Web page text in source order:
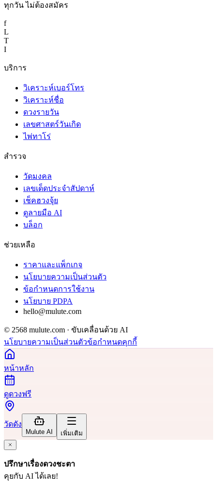
ทุกวัน ไม่ต้องสมัคร
f
L
T
I
บริการ
วิเคราะห์เบอร์โทร
วิเคราะห์ชื่อ
ดวงรายวัน
เลขศาสตร์วันเกิด
ไพ่ทาโร่
สำรวจ
วัดมงคล
เลขเด็ดประจำสัปดาห์
เช็คฮวงจุ้ย
ดูลายมือ AI
บล็อก
ช่วยเหลือ
ราคาและแพ็กเกจ
นโยบายความเป็นส่วนตัว
ข้อกำหนดการใช้งาน
นโยบาย PDPA
hello@mulute.com
© 2568 mulute.com · ขับเคลื่อนด้วย AI
นโยบายความเป็นส่วนตัวข้อกำหนดคุกกี้
หน้าหลัก
ดูดวงฟรี
วัดดัง
Mulute AI เพิ่มเติม
ปรึกษาเรื่องดวงชะตา
คุยกับ AI ได้เลย!